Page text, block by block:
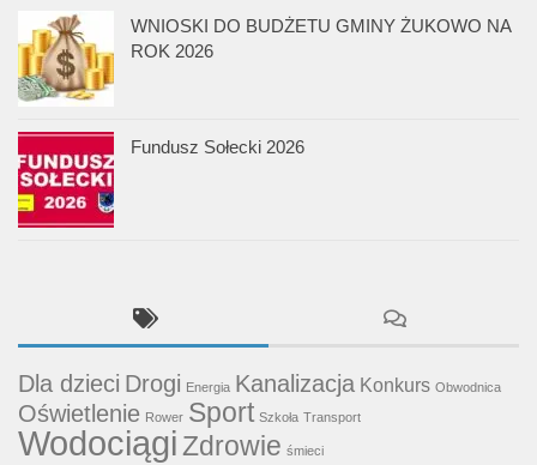
WNIOSKI DO BUDŻETU GMINY ŻUKOWO NA
ROK 2026
Fundusz Sołecki 2026
Dla dzieci Drogi Energia Kanalizacja Konkurs Obwodnica
Oświetlenie Rower Sport Szkoła Transport
WodociągiZdrowie śmieci